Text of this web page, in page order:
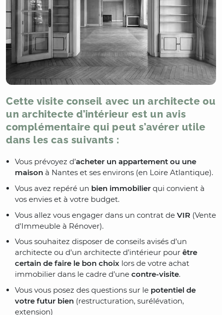
Cette visite conseil avec un architecte ou
un architecte d’intérieur est un avis
complémentaire qui peut s’avérer utile
dans les cas suivants :
Vous prévoyez d’acheter un appartement ou une
maison à Nantes et ses environs (en Loire Atlantique).
Vous avez repéré un bien immobilier qui convient à
vos envies et à votre budget.
Vous allez vous engager dans un contrat de VIR (Vente
d'Immeuble à Rénover).
Vous souhaitez disposer de conseils avisés d’un
architecte ou d’un architecte d’intérieur pour être
certain de faire le bon choix lors de votre achat
immobilier dans le cadre d’une contre-visite.
Vous vous posez des questions sur le potentiel de
votre futur bien (restructuration, surélévation,
extension)